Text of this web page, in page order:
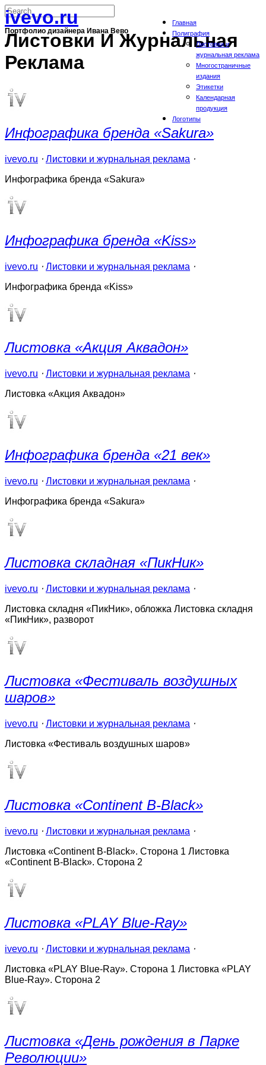
ivevo.ru
Портфолио дизайнера Ивана Вево
Главная
Полиграфия
Листовки и
журнальная реклама
Многостраничные
издания
Этикетки
Календарная
продукция
Логотипы
Листовки И Журнальная
Реклама
Инфографика бренда «Sakura»
ivevo.ru ⋅ Листовки и журнальная реклама ⋅
Инфографика бренда «Sakura»
Инфографика бренда «Kiss»
ivevo.ru ⋅ Листовки и журнальная реклама ⋅
Инфографика бренда «Kiss»
Листовка «Акция Аквадон»
ivevo.ru ⋅ Листовки и журнальная реклама ⋅
Листовка «Акция Аквадон»
Инфографика бренда «21 век»
ivevo.ru ⋅ Листовки и журнальная реклама ⋅
Инфографика бренда «Sakura»
Листовка складная «ПикНик»
ivevo.ru ⋅ Листовки и журнальная реклама ⋅
Листовка складня «ПикНик», обложка Листовка складня
«ПикНик», разворот
Листовка «Фестиваль воздушных
шаров»
ivevo.ru ⋅ Листовки и журнальная реклама ⋅
Листовка «Фестиваль воздушных шаров»
Листовка «Continent B-Black»
ivevo.ru ⋅ Листовки и журнальная реклама ⋅
Листовка «Continent B-Black». Сторона 1 Листовка
«Continent B-Black». Сторона 2
Листовка «PLAY Blue-Ray»
ivevo.ru ⋅ Листовки и журнальная реклама ⋅
Листовка «PLAY Blue-Ray». Сторона 1 Листовка «PLAY
Blue-Ray». Сторона 2
Листовка «День рождения в Парке
Революции»